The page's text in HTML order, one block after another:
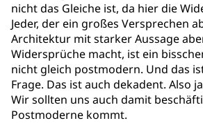
nicht das Gleiche ist, da hier die
Jeder, der ein großes Versprechen
Architektur mit starker Aussage
Widersprüche macht, ist ein
nicht gleich postmodern. Und das
Frage. Das ist auch dekadent. Also
Wir sollten uns auch damit
Postmoderne kommt.